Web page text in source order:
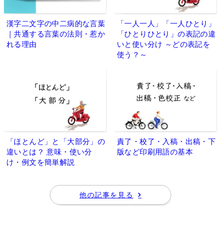
漢字二文字の中二病的な言葉
｜共通する言葉の法則・惹か
れる理由
「一人一人」「一人ひとり」
「ひとりひとり」の表記の違
いと使い分け ～どの表記を
使う？～
「ほとんど」と「大部分」の
違いとは？ 意味・使い分
け・例文を簡単解説
責了・校了・入稿・出稿・下
版など印刷用語の基本
他の記事を見る